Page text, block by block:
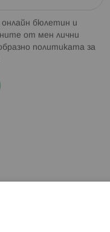
бюлетин и
от мен лични
политиката за